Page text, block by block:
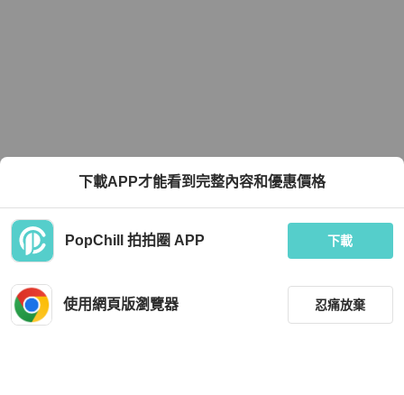
下載APP才能看到完整內容和優惠價格
PopChill 拍拍圈 APP 下載
使用網頁版瀏覽器 忍痛放棄